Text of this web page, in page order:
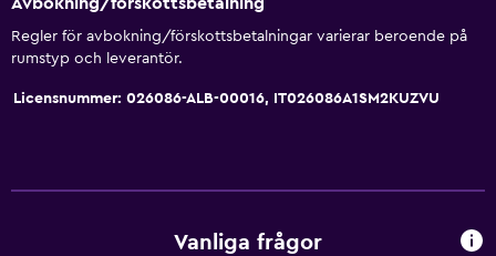
Regler för avbokning/förskottsbetalningar varierar beroende på
rumstyp och leverantör.
Licensnummer: 026086-ALB-00016, IT026086A1SM2KUZVU
Vanliga frågor